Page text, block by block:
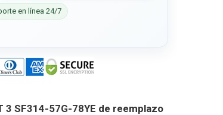
en línea 24/7
3 SF314-57G-78YE de reemplazo